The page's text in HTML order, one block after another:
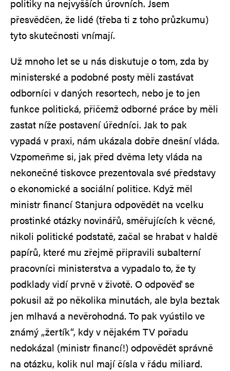
politiky na nejvyšších úrovních. Jsem
přesvědčen, že lidé (třeba ti z toho průzkumu)
tyto skutečnosti vnímají.
Už mnoho let se u nás diskutuje o tom, zda by
ministerské a podobné posty měli zastávat
odborníci v daných resortech, nebo je to jen
funkce politická, přičemž odborné práce by měli
zastat níže postavení úředníci. Jak to pak
vypadá v praxi, nám ukázala dobře dnešní vláda.
Vzpomeňme si, jak před dvěma lety vláda na
nekonečné tiskovce prezentovala své představy
o ekonomické a sociální politice. Když měl
ministr financí Stanjura odpovědět na vcelku
prostinké otázky novinářů, směřujících k věcné,
nikoli politické podstatě, začal se hrabat v haldě
papírů, které mu zřejmě připravili subalterní
pracovníci ministerstva a vypadalo to, že ty
podklady vidí prvně v životě. O odpověď se
pokusil až po několika minutách, ale byla beztak
jen mlhavá a nevěrohodná. To pak vyústilo ve
známý „žertík“, kdy v nějakém TV pořadu
nedokázal (ministr financí!) odpovědět správně
na otázku, kolik nul mají čísla v řádu miliard.